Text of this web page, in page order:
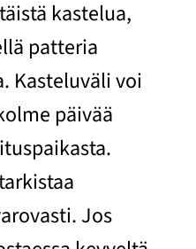
kastelua,
patteria
Kasteluväli voi
päivää
Jos